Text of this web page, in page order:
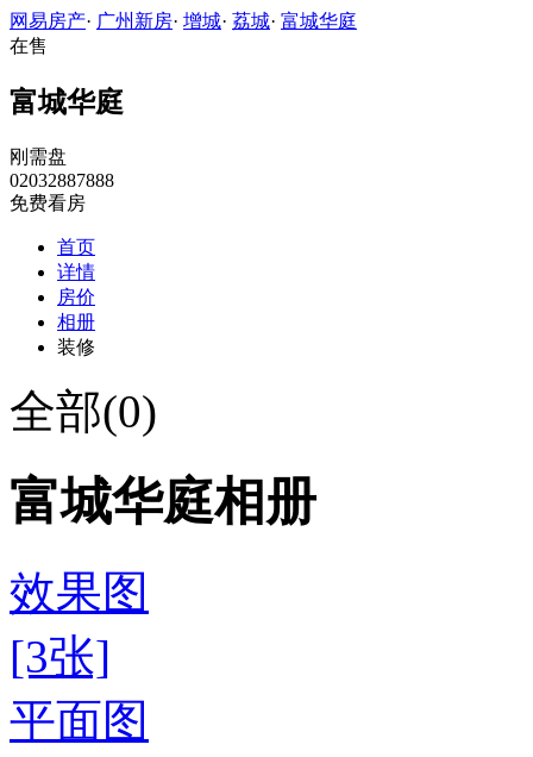
网易房产· 广州新房· 增城· 荔城· 富城华庭
在售
富城华庭
刚需盘
02032887888
免费看房
首页
详情
房价
相册
装修
全部(0)
富城华庭相册
效果图
[3张]
平面图